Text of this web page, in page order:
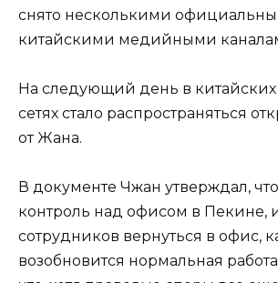
снято несколькими
китайскими медийными
На следующий день в
сетях стало распространяться
от Жана.
В документе Чжан утверждал,
контроль над офисом в Пекине,
сотрудников вернуться в офис,
возобновится нормальная